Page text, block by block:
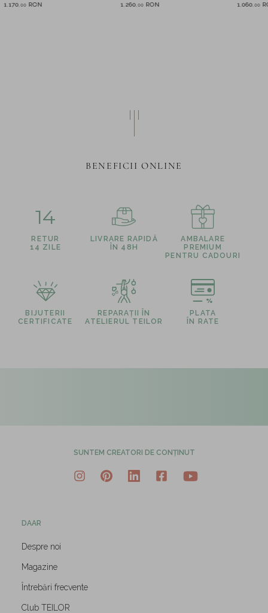
1.170 ,00 RON
1.260 00 RON
1.060 00
BENEFICII ONLINE
14
RETUR
14 ZILE
LIVRARE RAPIDĂ
ÎN 48H
AMBALARE
PREMIUM
PENTRU CADOURI
BIJUTERII
CERTIFICATE
REPARAȚII ÎN
ATELIERUL TEILOR
PLATA
ÎN RATE
SUNTEM CREATORI DE CONȚINUT
DAAR
Despre noi
Magazine
Întrebări frecvente
Club TEILOR